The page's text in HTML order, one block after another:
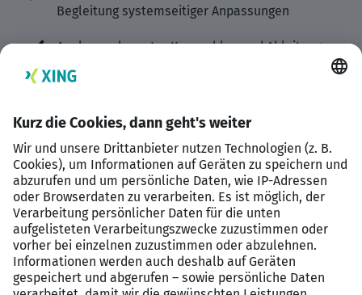
Begleitung systemseitiger Anpassungen
Analyse relevanter Kennzahlen und Ableitung von
Maßnahmen zur Effizienz- und
Qualitätssteigerung
Ihr Profil
Abgeschlossenes Studium oder kaufmännische
oder energiewirtschaftliche Ausbildung mit
Weiterbildung
Mehrjährige Berufserfahrung in der
Energiewirtschaft, idealerweise in Abrechnung,
Marktkommunikation oder Prozessmanagement